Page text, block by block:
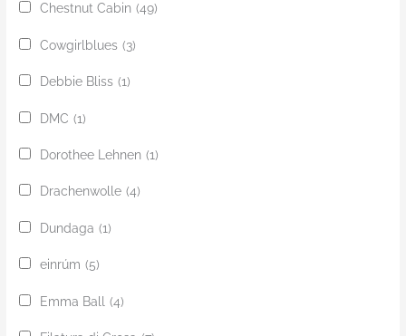
Chestnut Cabin (49)
Cowgirlblues (3)
Debbie Bliss (1)
DMC (1)
Dorothee Lehnen (1)
Drachenwolle (4)
Dundaga (1)
einrúm (5)
Emma Ball (4)